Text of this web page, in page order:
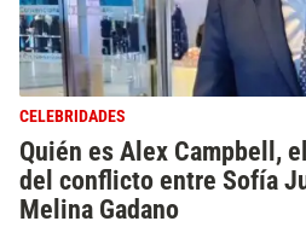
CELEBRIDADES
Quién es Alex Campbell,
del conflicto entre Sofía
Melina Gadano